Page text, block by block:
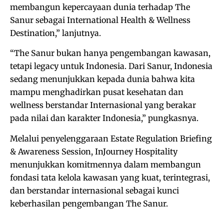
membangun kepercayaan dunia terhadap The
Sanur sebagai International Health & Wellness
Destination,” lanjutnya.
“The Sanur bukan hanya pengembangan kawasan,
tetapi legacy untuk Indonesia. Dari Sanur, Indonesia
sedang menunjukkan kepada dunia bahwa kita
mampu menghadirkan pusat kesehatan dan
wellness berstandar Internasional yang berakar
pada nilai dan karakter Indonesia,” pungkasnya.
Melalui penyelenggaraan Estate Regulation Briefing
& Awareness Session, InJourney Hospitality
menunjukkan komitmennya dalam membangun
fondasi tata kelola kawasan yang kuat, terintegrasi,
dan berstandar internasional sebagai kunci
keberhasilan pengembangan The Sanur.